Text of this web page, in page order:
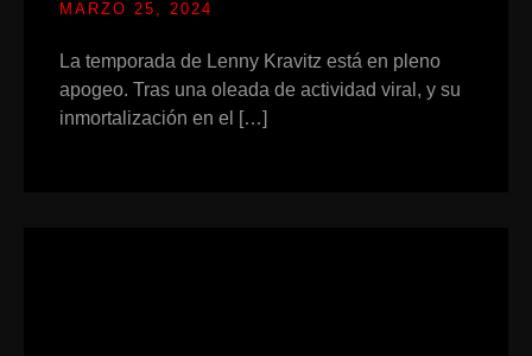
MARZO 25, 2024
La temporada de Lenny Kravitz está en pleno
apogeo. Tras una oleada de actividad viral, y su
inmortalización en el […]